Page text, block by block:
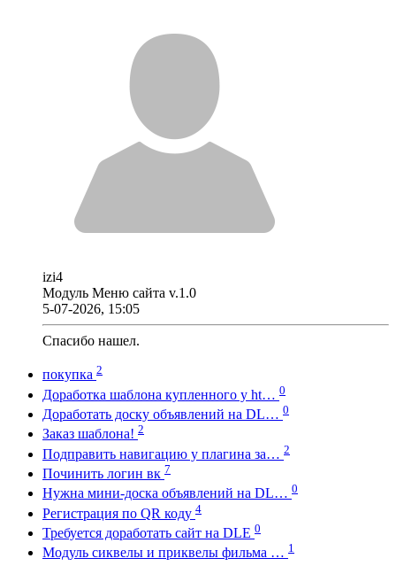
izi4
Модуль Меню сайта v.1.0
5-07-2026, 15:05
Спасибо нашел.
покупка 2
Доработка шаблона купленного у ht… 0
Доработать доску объявлений на DL… 0
Заказ шаблона! 2
Подправить навигацию у плагина за… 2
Починить логин вк 7
Нужна мини-доска объявлений на DL… 0
Регистрация по QR коду 4
Требуется доработать сайт на DLE 0
Модуль сиквелы и приквелы фильма … 1